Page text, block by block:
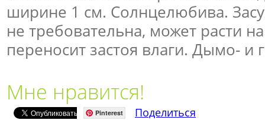
ширине 1 см. Солнцелюбива.
не требовательна, может расти
переносит застоя влаги. Дымо- и
Мне нравится!
Pinterest Поделиться